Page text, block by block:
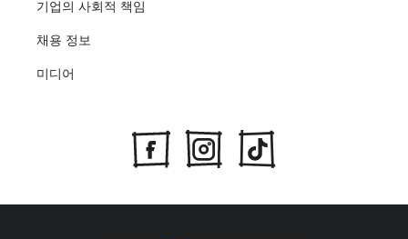
기업의 사회적 책임
채용 정보
미디어